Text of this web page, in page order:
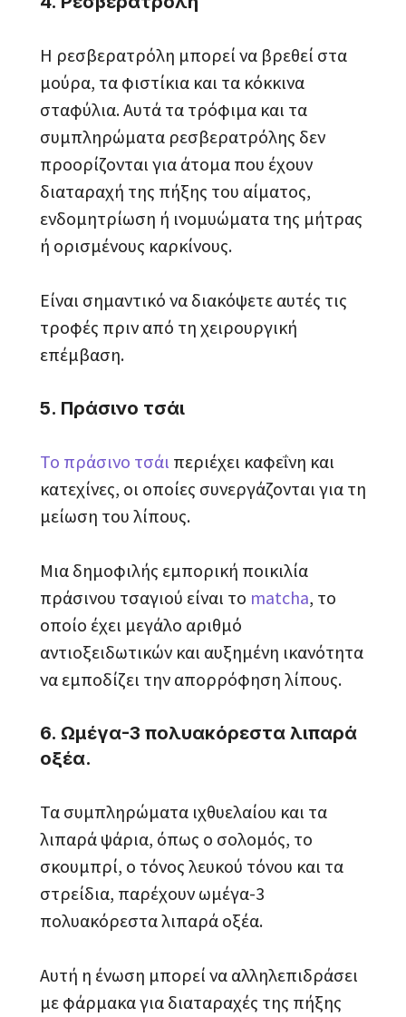
Η ρεσβερατρόλη μπορεί να βρεθεί στα
μούρα, τα φιστίκια και τα κόκκινα
σταφύλια. Αυτά τα τρόφιμα και τα
συμπληρώματα ρεσβερατρόλης δεν
προορίζονται για άτομα που έχουν
διαταραχή της πήξης του αίματος,
ενδομητρίωση ή ινομυώματα της μήτρας
ή ορισμένους καρκίνους.
Είναι σημαντικό να διακόψετε αυτές τις
τροφές πριν από τη χειρουργική
επέμβαση.
5. Πράσινο τσάι
Το πράσινο τσάι περιέχει καφεΐνη και
κατεχίνες, οι οποίες συνεργάζονται για τη
μείωση του λίπους.
Μια δημοφιλής εμπορική ποικιλία
πράσινου τσαγιού είναι το matcha, το
οποίο έχει μεγάλο αριθμό
αντιοξειδωτικών και αυξημένη ικανότητα
να εμποδίζει την απορρόφηση λίπους.
6. Ωμέγα-3 πολυακόρεστα λιπαρά
οξέα.
Τα συμπληρώματα ιχθυελαίου και τα
λιπαρά ψάρια, όπως ο σολομός, το
σκουμπρί, ο τόνος λευκού τόνου και τα
στρείδια, παρέχουν ωμέγα-3
πολυακόρεστα λιπαρά οξέα.
Αυτή η ένωση μπορεί να αλληλεπιδράσει
με φάρμακα για διαταραχές της πήξης